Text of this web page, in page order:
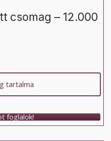
csomag – 12.000
tartalma
foglalok!